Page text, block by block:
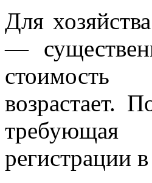
Для
—
стоимость
возрастает.
требующая
регистрации